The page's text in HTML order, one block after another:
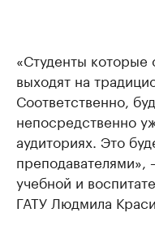
«Студенты
выходят на
Соответственно,
непосредственно
аудиториях. Это
преподавателями»,
учебной и
ГАТУ Людмила